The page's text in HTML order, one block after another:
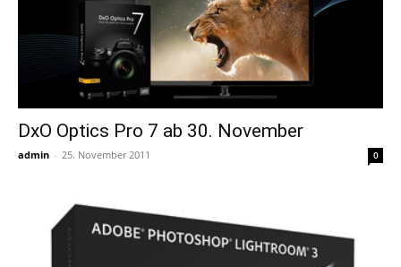
DxO Optics Pro 7 ab 30. November
admin - 25. November 2011 0